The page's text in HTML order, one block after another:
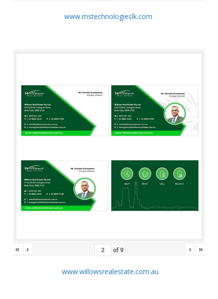
www.mstechnologieslk.com
« ‹ of9 › »
www.willowsrealestate.com.au